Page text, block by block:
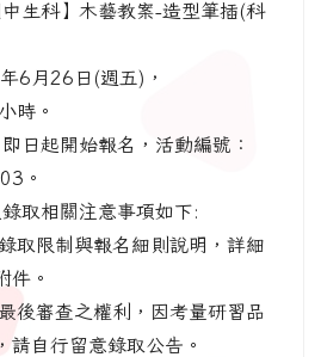
生科】木藝教案-造型筆插(科
6月26日(週五)，
時。
起開始報名，活動編號：
。
取相關注意事項如下:
限制與報名細則說明，詳細
件。
審查之權利，因考量研習品
請自行留意錄取公告。